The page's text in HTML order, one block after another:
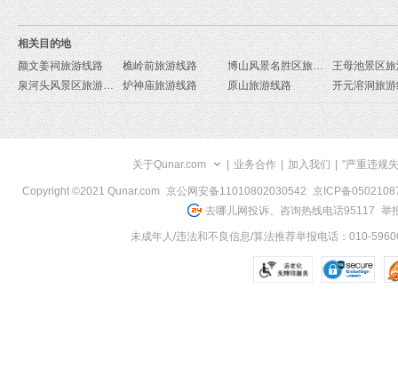
相关目的地
颜文姜祠旅游线路
樵岭前旅游线路 博山风景名胜区旅游线路
王母池景区
泉河头风景区旅游线路
炉神庙旅游线路 原山旅游线路 开元溶洞旅
关于Qunar.com 业务合作 加入我们 "严重违规
Copyright ©2021 Qunar.com 京公网安备11010802030542
京ICP备
去哪儿网投诉、咨询热线电话95117 举
未成年人/违法和不良信息/算法推荐举报电话：010-